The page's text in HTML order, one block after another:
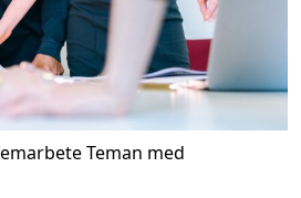
Teman med